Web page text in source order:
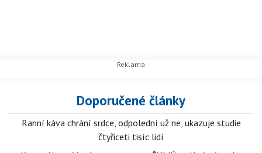
Doporučené články
Ranní káva chrání srdce, odpolední už ne, ukazuje studie
čtyřiceti tisíc lidí